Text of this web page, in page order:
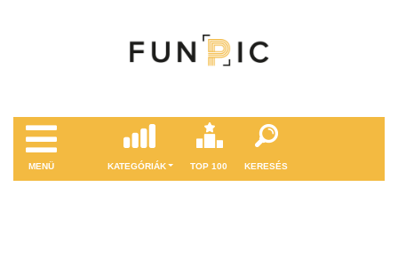
MENÜ KATEGÓRIÁK TOP 100 KERESÉS